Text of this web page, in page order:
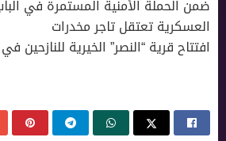
ضمن الحملة الأمنية المستمرة في
العسكرية تعتقل تاجر مخدرات
افتتاح قرية “النصر” الخيرية